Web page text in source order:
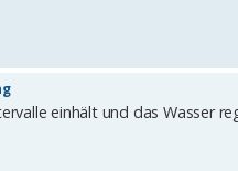
einhält und das Wasser